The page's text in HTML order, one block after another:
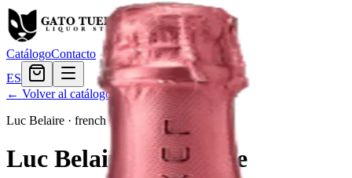
CatálogoContacto
ES
← Volver al catálogo
Luc Belaire · french
Luc Belaire Luxe Rose